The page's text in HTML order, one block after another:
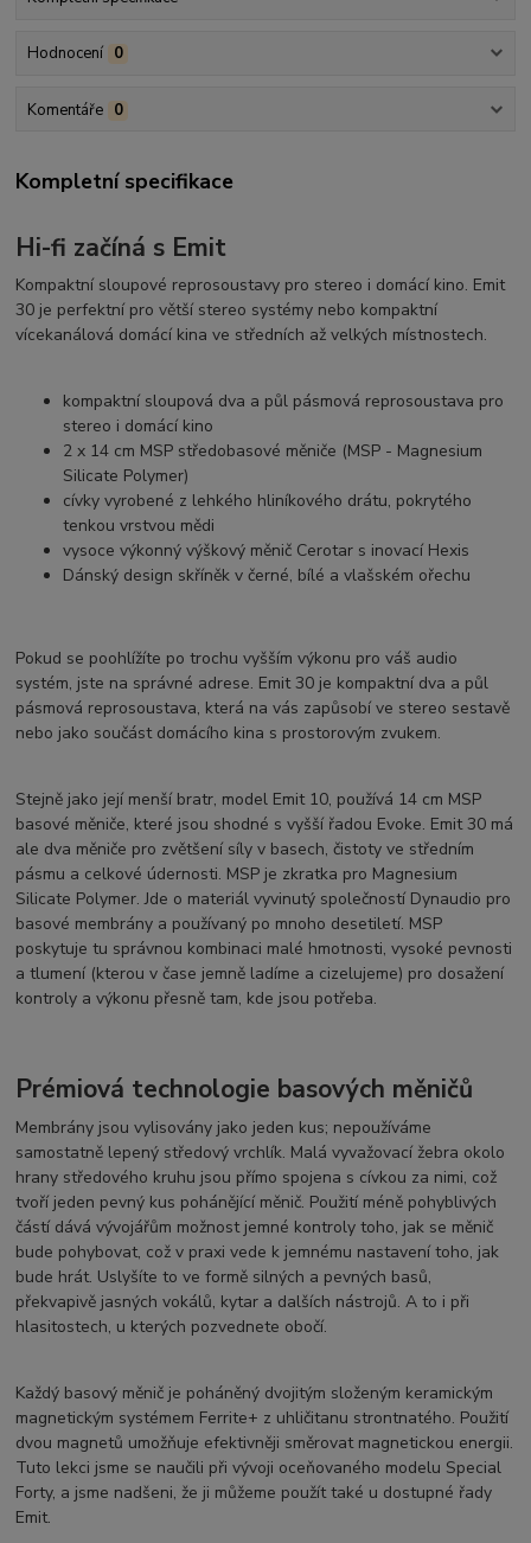
Hodnocení 0
Komentáře 0
Kompletní specifikace
Hi-fi začíná s Emit
Kompaktní sloupové reprosoustavy pro stereo i domácí kino. Emit
30 je perfektní pro větší stereo systémy nebo kompaktní
vícekanálová domácí kina ve středních až velkých místnostech.
kompaktní sloupová dva a půl pásmová reprosoustava pro
stereo i domácí kino
2 x 14 cm MSP středobasové měniče (MSP - Magnesium
Silicate Polymer)
cívky vyrobené z lehkého hliníkového drátu, pokrytého
tenkou vrstvou mědi
vysoce výkonný výškový měnič Cerotar s inovací Hexis
Dánský design skříněk v černé, bílé a vlašském ořechu
Pokud se poohlížíte po trochu vyšším výkonu pro váš audio
systém, jste na správné adrese. Emit 30 je kompaktní dva a půl
pásmová reprosoustava, která na vás zapůsobí ve stereo sestavě
nebo jako součást domácího kina s prostorovým zvukem.
Stejně jako její menší bratr, model Emit 10, používá 14 cm MSP
basové měniče, které jsou shodné s vyšší řadou Evoke. Emit 30 má
ale dva měniče pro zvětšení síly v basech, čistoty ve středním
pásmu a celkové údernosti. MSP je zkratka pro Magnesium
Silicate Polymer. Jde o materiál vyvinutý společností Dynaudio pro
basové membrány a používaný po mnoho desetiletí. MSP
poskytuje tu správnou kombinaci malé hmotnosti, vysoké pevnosti
a tlumení (kterou v čase jemně ladíme a cizelujeme) pro dosažení
kontroly a výkonu přesně tam, kde jsou potřeba.
Prémiová technologie basových měničů
Membrány jsou vylisovány jako jeden kus; nepoužíváme
samostatně lepený středový vrchlík. Malá vyvažovací žebra okolo
hrany středového kruhu jsou přímo spojena s cívkou za nimi, což
tvoří jeden pevný kus pohánějící měnič. Použití méně pohyblivých
částí dává vývojářům možnost jemné kontroly toho, jak se měnič
bude pohybovat, což v praxi vede k jemnému nastavení toho, jak
bude hrát. Uslyšíte to ve formě silných a pevných basů,
překvapivě jasných vokálů, kytar a dalších nástrojů. A to i při
hlasitostech, u kterých pozvednete obočí.
Každý basový měnič je poháněný dvojitým složeným keramickým
magnetickým systémem Ferrite+ z uhličitanu strontnatého. Použití
dvou magnetů umožňuje efektivněji směrovat magnetickou energii.
Tuto lekci jsme se naučili při vývoji oceňovaného modelu Special
Forty, a jsme nadšeni, že ji můžeme použít také u dostupné řady
Emit.